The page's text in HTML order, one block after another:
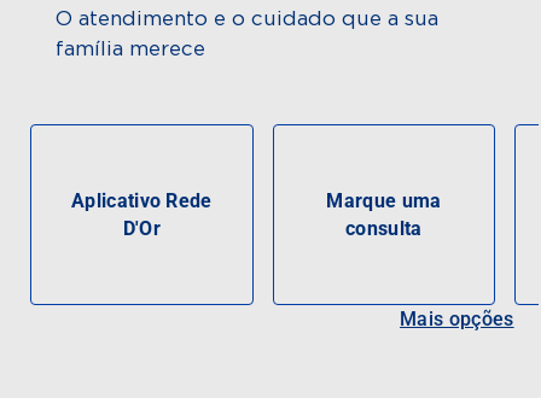
O atendimento e o cuidado que a sua
família merece
Aplicativo Rede
D'Or
Marque uma
consulta
Mais opções